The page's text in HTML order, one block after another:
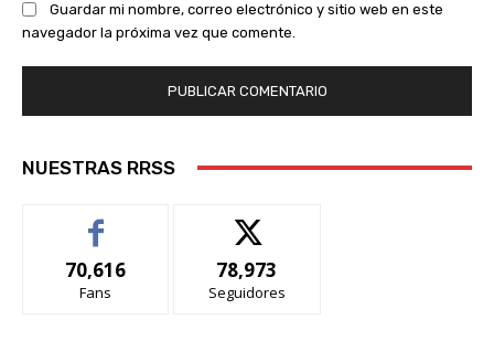
Guardar mi nombre, correo electrónico y sitio web en este
navegador la próxima vez que comente.
NUESTRAS RRSS
70,616
Fans
78,973
Seguidores